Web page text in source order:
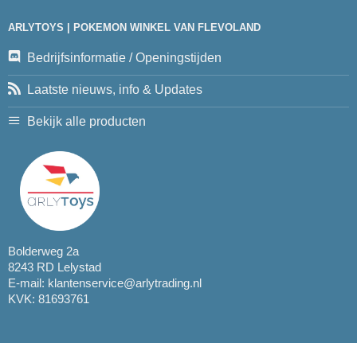
ARLYTOYS | POKEMON WINKEL VAN FLEVOLAND
Bedrijfsinformatie / Openingstijden
Laatste nieuws, info & Updates
Bekijk alle producten
Bolderweg 2a
8243 RD Lelystad
E-mail: klantenservice@arlytrading.nl
KVK: 81693761